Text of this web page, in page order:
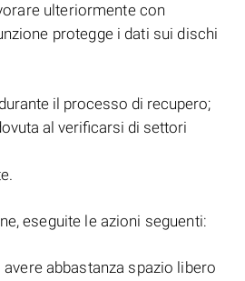
ulteriormente con
protegge i dati sui dischi
il processo di recupero;
al verificarsi di settori
eseguite le azioni seguenti:
abbastanza spazio libero